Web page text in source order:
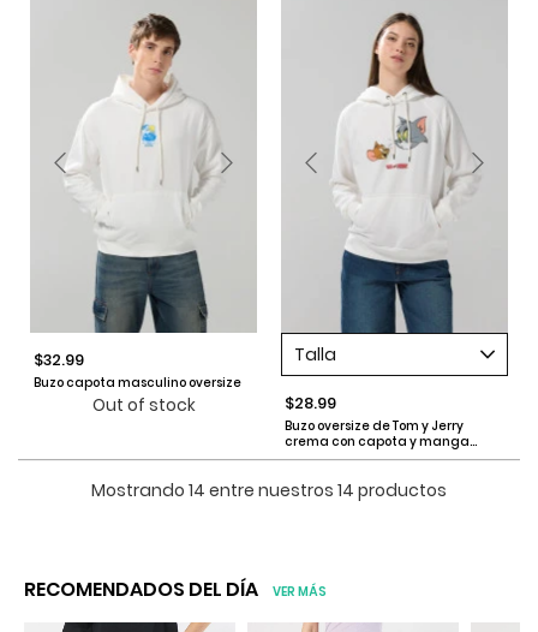
$32.99
Buzo capota masculino oversize
Out of stock
Talla
$28.99
Buzo oversize de Tom y Jerry
crema con capota y manga
ranglan
Mostrando 14 entre nuestros 14 productos
RECOMENDADOS DEL DÍA VER MÁS